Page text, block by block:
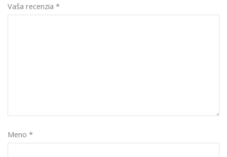
Vaša recenzia *
Meno *